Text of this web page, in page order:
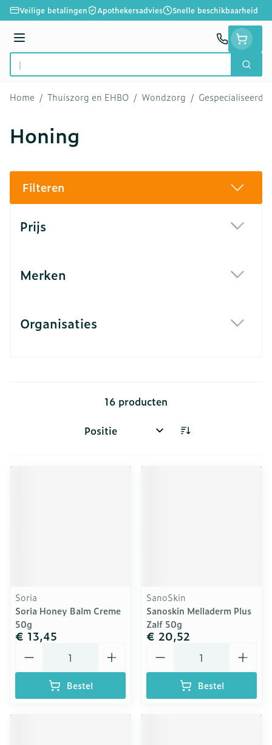
Ga naar de inhoud
Veilige betalingen Apothekersadvies Snelle beschikbaarheid
Menu
Product, merk, categorie...
Zoek
Home / Thuiszorg en EHBO / Wondzorg /
Honing
Filteren
Prijs
Merken
Organisaties
16 producten
Sorteer op:
Soria
Soria Honey Balm Creme
50g
€ 13,45
Bestel
SanoSkin
Sanoskin Melladerm Plus
Zalf 50g
€ 20,52
Bestel